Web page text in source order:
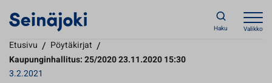
Haku Valikko
Etusivu / Pöytäkirjat /
Kaupunginhallitus: 25/2020 23.11.2020 15:30
3.2.2021